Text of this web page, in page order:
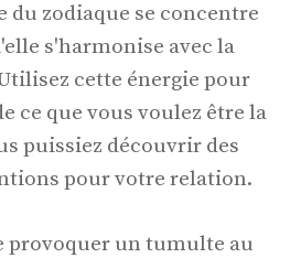
du zodiaque se concentre
s'harmonise avec la
cette énergie pour
ce que vous voulez être la
puissiez découvrir des
pour votre relation.
provoquer un tumulte au